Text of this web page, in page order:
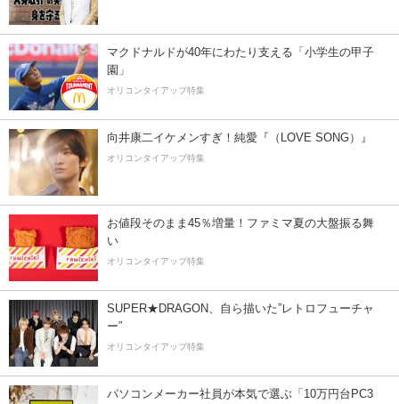
マクドナルドが40年にわたり支える「小学生の甲子
園」
オリコンタイアップ特集
向井康二イケメンすぎ！純愛『（LOVE SONG）』
オリコンタイアップ特集
お値段そのまま45％増量！ファミマ夏の大盤振る舞
い
オリコンタイアップ特集
SUPER★DRAGON、自ら描いた”レトロフューチャ
ー”
オリコンタイアップ特集
パソコンメーカー社員が本気で選ぶ「10万円台PC3